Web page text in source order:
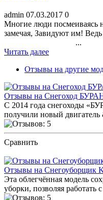
admin 07.03.2017 0
Многие люди посмеиваясь
замечая, Завидуют им!
...
Читать далее
Отзывы на другие
Отзывы на Снегоход
С 2014 года снегоходы
получили новый двигатель
Сравнить
Отзывы на Снегоуборщик
Эта облегчённая модель
уборки, позволяя работать